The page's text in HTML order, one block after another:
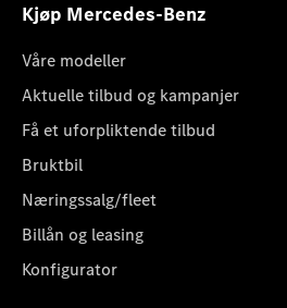
Kjøp Mercedes-Benz
Våre modeller
Aktuelle tilbud og kampanjer
Få et uforpliktende tilbud
Bruktbil
Næringssalg/fleet
Billån og leasing
Konfigurator